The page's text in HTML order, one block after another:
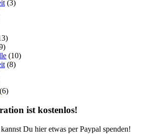
(3)
(10)
(8)
(6)
ist kostenlos!
Du hier etwas per Paypal spenden!